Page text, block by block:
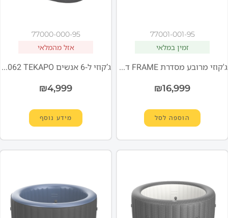
77001-001-95
זמין במלאי
ג'קוזי מרובע מסדרת FRAME דגם OSLO PLUS מבית MSPA F-OS063WP
₪16,999
הוספה לסל
77000-000-95
אזל מהמלאי
ג’קוזי ל-6 אנשים C-TE062 TEKAPO מסדרת COMFORT היוקרתית!
₪4,999
מידע נוסף